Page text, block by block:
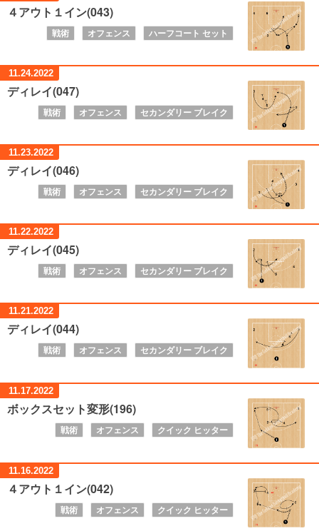
４アウト１イン(043)
戦術 オフェンス ハーフコート セット
11.24.2022
ディレイ(047)
戦術 オフェンス セカンダリー ブレイク
11.23.2022
ディレイ(046)
戦術 オフェンス セカンダリー ブレイク
11.22.2022
ディレイ(045)
戦術 オフェンス セカンダリー ブレイク
11.21.2022
ディレイ(044)
戦術 オフェンス セカンダリー ブレイク
11.17.2022
ボックスセット変形(196)
戦術 オフェンス クイック ヒッター
11.16.2022
４アウト１イン(042)
戦術 オフェンス クイック ヒッター